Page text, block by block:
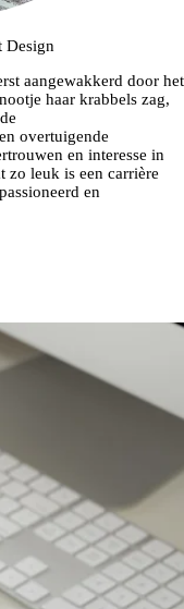
Design
aangewakkerd door het
haar krabbels zag,
overtuigende
en interesse in
zo leuk is een carrière
en